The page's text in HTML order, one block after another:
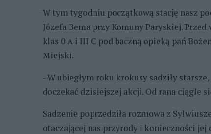
W tym tygodniu początkową stację nasz
Józefa Bema przy Komuny Paryskiej.
klas 0 A i III C pod baczną opieką pań
Miejski.
- W ubiegłym roku krokusy sadziły
doczekać dzisiejszej akcji. Od rana ciągle
Sadzenie poprzedziła rozmowa z
otaczającej nas przyrody i konieczności jej